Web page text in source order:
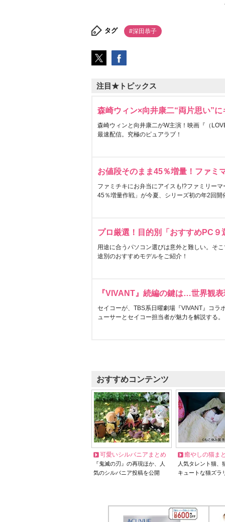
タグ #深田恭子
注目★トピックス
森崎ウィン×向井康二“両片思い”
森崎ウィンと向井康二がW主演！映画『（
最速配信。究極のピュアラブ！
お値段そのまま45％増量！ファミ
ファミチキにお弁当にアイスも!?ファミリー
45％増量作戦」が今夏、シリーズ初の年2回開
プロ厳選！目的別「おすすめPC９
用途に合うパソコン選びは意外と難しい。そ
途別のおすすめモデルをご紹介！
『VIVANT』続編の鍵は…世界観
セイコーが、TBS系日曜劇場『VIVANT』コラ
ューサーとセイコー担当者が魅力を解説する。
おすすめコンテンツ
可愛いシルバニアまとめ
『鬼滅の刃』の再現ほか、人
気のシルバニア投稿を公開
癒やしの猫ま
人気タレント猫
キュートな猫ズラ